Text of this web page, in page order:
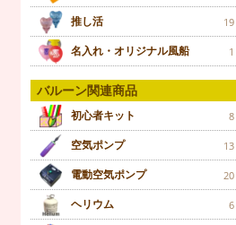
推し活 19
名入れ・オリジナル風船 1
バルーン関連商品
初心者キット 8
空気ポンプ 13
電動空気ポンプ 20
ヘリウム 6